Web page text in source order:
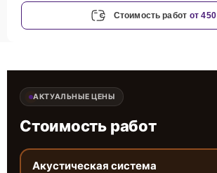
Стоимость работ от
АКТУАЛЬНЫЕ ЦЕНЫ
Стоимость работ
Акустическая система